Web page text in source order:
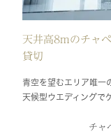
天井高8mのチャ
貸切
青空を望むエリア唯一
天候型ウエディングで
チャ